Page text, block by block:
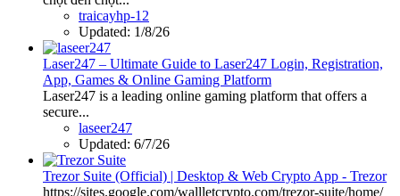
traicayhp-12
Updated: 1/8/26
Laser247 – Ultimate Guide to Laser247 Login, Registration,
App, Games & Online Gaming Platform
Laser247 is a leading online gaming platform that offers a
secure...
laseer247
Updated: 6/7/26
Trezor Suite (Official) | Desktop & Web Crypto App - Trezor
https://sites.google.com/wallletcrypto.com/trezor-suite/home/